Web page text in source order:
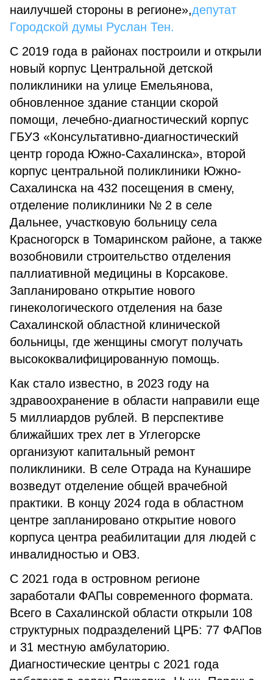
наилучшей стороны в регионе»,депутат
Городской думы Руслан Тен.
С 2019 года в районах построили и открыли
новый корпус Центральной детской
поликлиники на улице Емельянова,
обновленное здание станции скорой
помощи, лечебно-диагностический корпус
ГБУЗ «Консультативно-диагностический
центр города Южно-Сахалинска», второй
корпус центральной поликлиники Южно-
Сахалинска на 432 посещения в смену,
отделение поликлиники № 2 в селе
Дальнее, участковую больницу села
Красногорск в Томаринском районе, а также
возобновили строительство отделения
паллиативной медицины в Корсакове.
Запланировано открытие нового
гинекологического отделения на базе
Сахалинской областной клинической
больницы, где женщины смогут получать
высококвалифицированную помощь.
Как стало известно, в 2023 году на
здравоохранение в области направили еще
5 миллиардов рублей. В перспективе
ближайших трех лет в Углегорске
организуют капитальный ремонт
поликлиники. В селе Отрада на Кунашире
возведут отделение общей врачебной
практики. В концу 2024 года в областном
центре запланировано открытие нового
корпуса центра реабилитации для людей с
инвалидностью и ОВЗ.
С 2021 года в островном регионе
заработали ФАПы современного формата.
Всего в Сахалинской области открыли 108
структурных подразделений ЦРБ: 77 ФАПов
и 31 местную амбулаторию.
Диагностические центры с 2021 года